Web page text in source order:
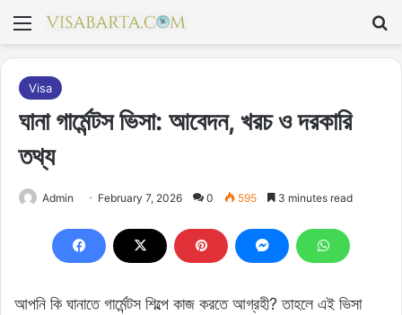
মেনু
Visa
ঘানা গার্মেন্টস ভিসা: আবেদন, খরচ ও দরকারি
তথ্য
Admin February 7, 2026 0 595 3 minutes read
আপনি কি ঘানাতে গার্মেন্টস শিল্পে কাজ করতে আগ্রহী? তাহলে এই ভিসা